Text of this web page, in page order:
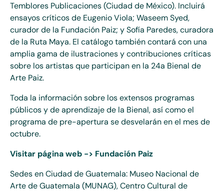
Temblores Publicaciones (Ciudad de México). Incluirá
ensayos críticos de Eugenio Viola; Waseem Syed,
curador de la Fundación Paiz; y Sofía Paredes, curadora
de la Ruta Maya. El catálogo también contará con una
amplia gama de ilustraciones y contribuciones críticas
sobre los artistas que participan en la 24a Bienal de
Arte Paiz.
Toda la información sobre los extensos programas
públicos y de aprendizaje de la Bienal, así como el
programa de pre-apertura se desvelarán en el mes de
octubre.
Visitar página web -> Fundación Paiz
Sedes en Ciudad de Guatemala: Museo Nacional de
Arte de Guatemala (MUNAG), Centro Cultural de